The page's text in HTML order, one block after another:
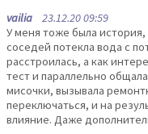
vailia 23.12.20 09:59
У меня тоже была история,
соседей потекла вода с
расстроилась, а как
тест и параллельно
мисочки, вызывала
переключаться, и на
влияние. Даже